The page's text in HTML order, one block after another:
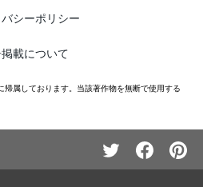
シーポリシー
載について
属しております。当該著作物を無断で使用する